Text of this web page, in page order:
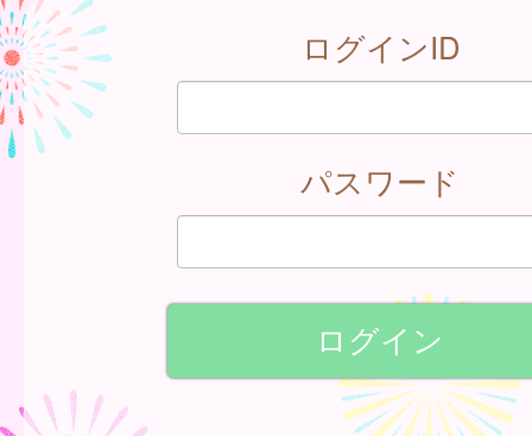
ログインID
パスワード